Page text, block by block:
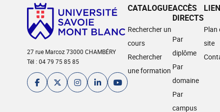
27 rue Marcoz 73000 CHAMBÉRY
Tél : 04 79 75 85 85
CATALOGUE
Rechercher un
cours
Rechercher
une formation
ACCÈS
DIRECTS
Par
diplôme
Par
domaine
Par
campus
Plan
site